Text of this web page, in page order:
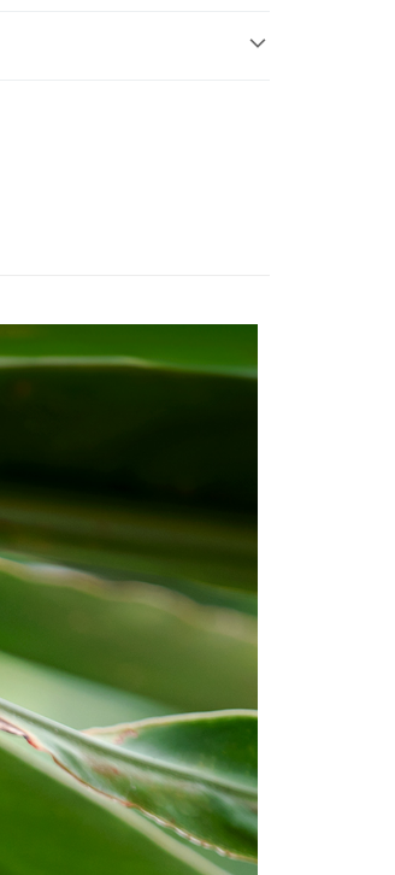
品或服務，並由商店將買賣／分期付
予台灣大哥大進項蒐集、處理及利
所需資料之確認、核對及更正。
消之訂單仍視為有效，需透過AFTEE
等相關疑問，請聯繫「AFTEE先享後
辦者引起之損失，本公司不負相關責
將依據個別帳號之用戶狀況，依本公司
人資訊註冊。若發現惡意使用之情
止該用戶之使用額度並採取法律行